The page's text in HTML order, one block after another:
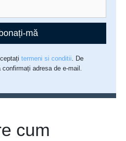
mă
termeni si conditii. De
adresa de e-mail.
cum